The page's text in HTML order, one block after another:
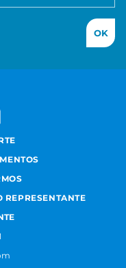
OK
REPRESENTANTE